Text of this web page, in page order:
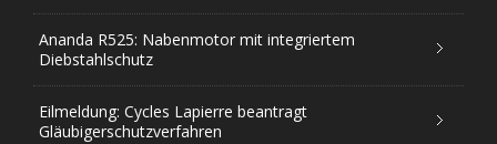
Ananda R525: Nabenmotor mit integriertem
Diebstahlschutz
Eilmeldung: Cycles Lapierre beantragt
Gläubigerschutzverfahren